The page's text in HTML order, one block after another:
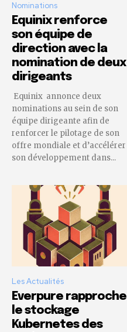
Nominations
Equinix renforce
son équipe de
direction avec la
nomination de deux
dirigeants
Equinix annonce deux
nominations au sein de son
équipe dirigeante afin de
renforcer le pilotage de son
offre mondiale et d’accélérer
son développement dans...
Les Actualités
Everpure rapproche
le stockage
Kubernetes des